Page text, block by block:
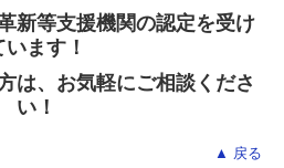
新等支援機関の認定を受け
います！
は、お気軽にご相談くださ
い！
▲ 戻る